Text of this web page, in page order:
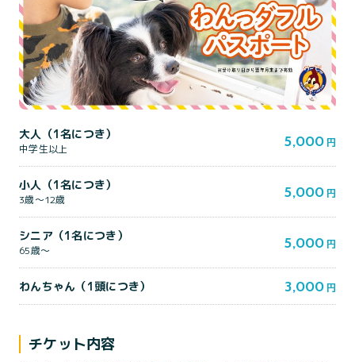
大人（1名につき）
中学生以上 5,000 円
小人（1名につき）
3歳〜12歳 5,000 円
シニア（1名につき）
65歳〜 5,000 円
わんちゃん（1頭につき） 3,000 円
チケット内容